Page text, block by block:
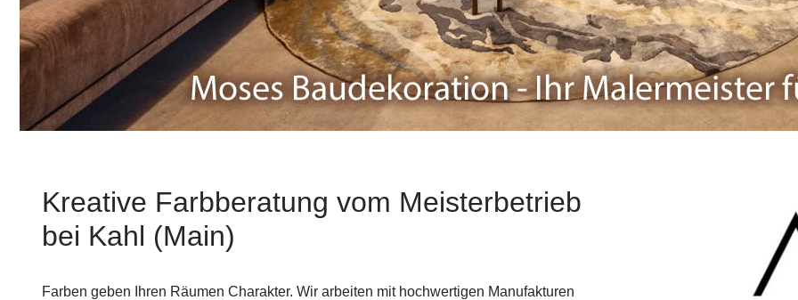
Kreative Farbberatung vom Meisterbetrieb
bei Kahl (Main)
Farben geben Ihren Räumen Charakter. Wir arbeiten mit hochwertigen Manufakturen